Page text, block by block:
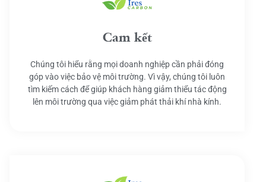
Cam kết
Chúng tôi hiểu rằng mọi doanh nghiệp cần phải đóng
góp vào việc bảo vệ môi trường. Vì vậy, chúng tôi luôn
tìm kiếm cách để giúp khách hàng giảm thiểu tác động
lên môi trường qua việc giảm phát thải khí nhà kính.